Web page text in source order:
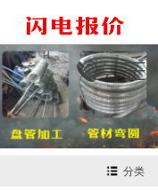


分类